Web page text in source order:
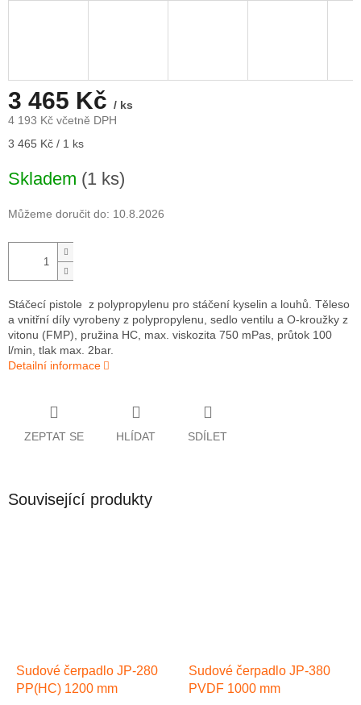
3 465 Kč / ks
4 193 Kč včetně DPH
Měrná
3 465 Kč / 1 ks
Skladem (1 ks)
Můžeme doručit do: 10.8.2026
Stáčecí pistole z polypropylenu pro stáčení kyselin a louhů. Těleso
a vnitřní díly vyrobeny z polypropylenu, sedlo ventilu a O-kroužky z
vitonu (FMP), pružina HC, max. viskozita 750 mPas, průtok 100
l/min, tlak max. 2bar.
Detailní informace
ZEPTAT SE HLÍDAT SDÍLET
Související produkty
Sudové čerpadlo JP-280
PP(HC) 1200 mm
Sudové čerpadlo JP-380
PVDF 1000 mm